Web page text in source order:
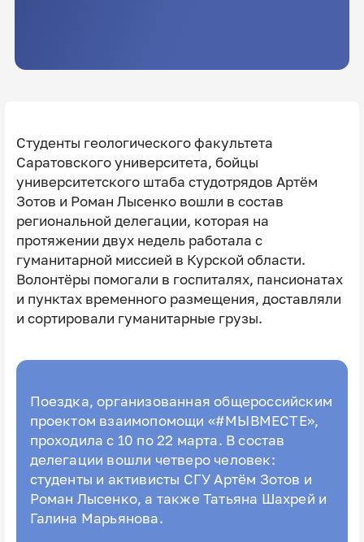
Студенты геологического факультета
Саратовского университета, бойцы
университетского штаба студотрядов Артём
Зотов и Роман Лысенко вошли в состав
региональной делегации, которая на
протяжении двух недель работала с
гуманитарной миссией в Курской области.
Волонтёры помогали в госпиталях, пансионатах
и пунктах временного размещения, доставляли
и сортировали гуманитарные грузы.
Поездка, организованная общероссийским
проектом взаимопомощи «#МЫВМЕСТЕ»,
проходила с 10 по 22 марта. В состав
делегации вошли четверо человек:
студенты и активисты СГУ Артём Зотов и
Роман Лысенко, а также Татьяна Шахрей и
Галина Марьянова.